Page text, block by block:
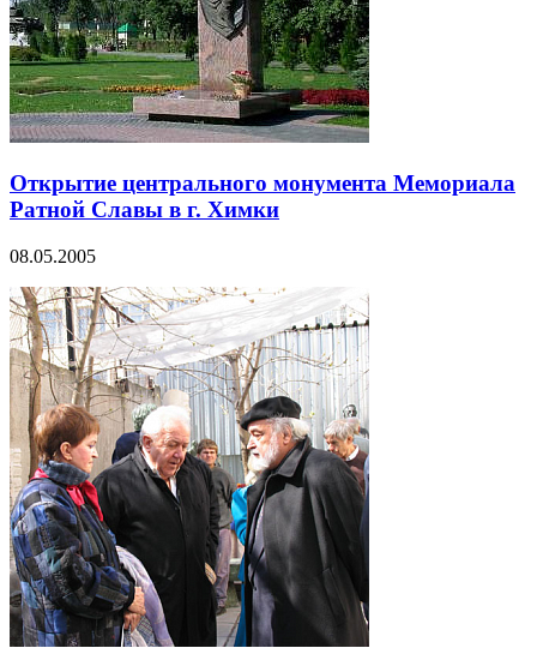
Открытие центрального монумента Мемориала
Ратной Славы в г. Химки
08.05.2005